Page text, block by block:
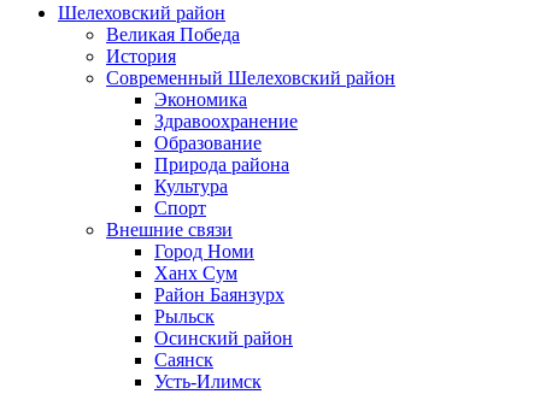
Шелеховский район
Великая Победа
История
Современный Шелеховский район
Экономика
Здравоохранение
Образование
Природа района
Культура
Спорт
Внешние связи
Город Номи
Ханх Сум
Район Баянзурх
Рыльск
Осинский район
Саянск
Усть-Илимск